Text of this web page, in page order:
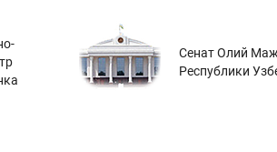
Сенат Олий
Республики